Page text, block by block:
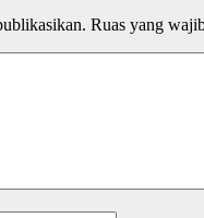
Ruas yang